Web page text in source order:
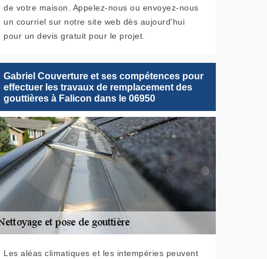
de votre maison. Appelez-nous ou envoyez-nous
un courriel sur notre site web dès aujourd'hui
pour un devis gratuit pour le projet.
Gabriel Couverture et ses compétences pour
effectuer les travaux de remplacement des
gouttières à Falicon dans le 06950
Les aléas climatiques et les intempéries peuvent